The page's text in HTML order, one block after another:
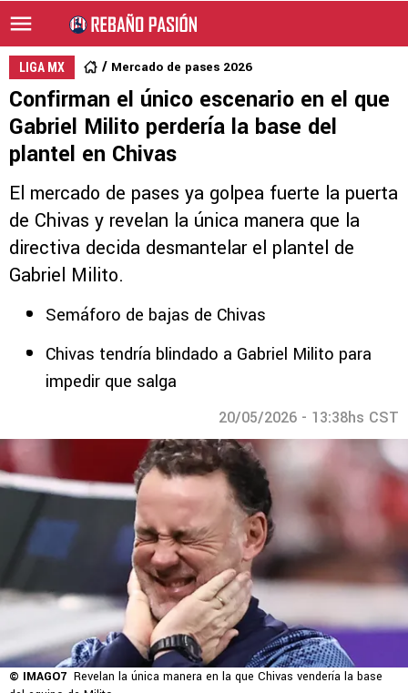
LIGA MX Mercado de pases 2026
Confirman el único escenario en el que
Gabriel Milito perdería la base del
plantel en Chivas
El mercado de pases ya golpea fuerte la puerta
de Chivas y revelan la única manera que la
directiva decida desmantelar el plantel de
Gabriel Milito.
Semáforo de bajas de Chivas
Chivas tendría blindado a Gabriel Milito para
impedir que salga
20/05/2026 - 13:38hs CST
© IMAGO7 Revelan la única manera en la que Chivas vendería la base